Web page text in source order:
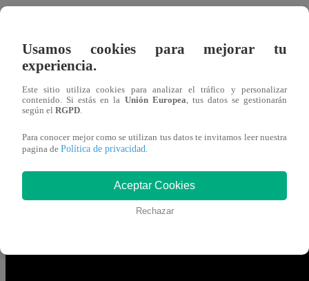
El Gran Chef Famosos, La Academia ”. El cantante
todos los graduados.
Una producción maravillosa. Todo el equipo es
Latina”, confesó Noel frente a las cámaras del set de
aquí”, respondió Peláez.
Como parte de su repertorio para el show de medio
“Sirena”, “Kilómetros” y “Mientes tan bien”.
Usamos cookies para mejorar tu
experiencia.
Este sitio utiliza cookies para analizar el tráfico y personalizar
contenido. Si estás en la Unión Europea , tus datos se gestionarán
según el RGPD
Para conocer mejor como se utilizan tus datos te invitamos leer nuestra
pagina de Política de privacidad
Aceptar Cookies
Rechazar